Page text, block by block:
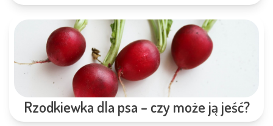
Rzodkiewka dla psa – czy może ją jeść?